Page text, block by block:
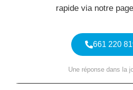
rapide via notre page
661 220
Une réponse dans la